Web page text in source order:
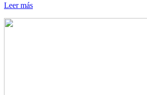
Leer más